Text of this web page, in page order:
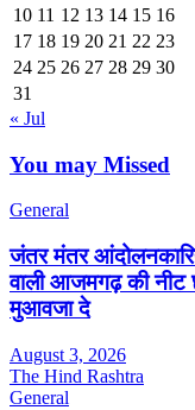
10 11 12 13 14 15 16
17 18 19 20 21 22 23
24 25 26 27 28 29 30
31
« Jul
You may Missed
General
जंतर मंतर
वाली आजमगढ़ की नीट
मुआवजा दे
August 3, 2026
The Hind Rashtra
General